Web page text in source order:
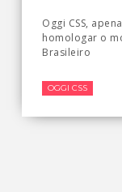
Oggi CSS,
homologar o
Brasileiro
OGGI CSS